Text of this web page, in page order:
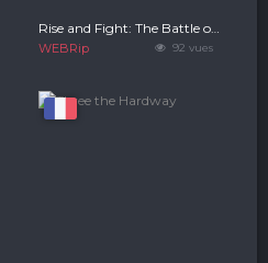
92 vues
Rise and Fight: The Battle of Hobkirk's Hill
WEBRip